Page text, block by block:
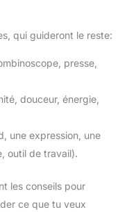
qui guideront le reste:
presse,
douceur, énergie,
une expression, une
outil de travail).
les conseils pour
ce que tu veux